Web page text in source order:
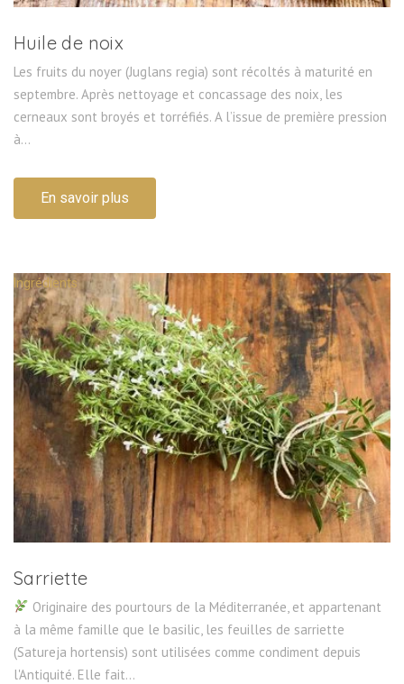
Huile de noix
Les fruits du noyer (Juglans regia) sont récoltés à maturité en
septembre. Après nettoyage et concassage des noix, les
cerneaux sont broyés et torréfiés. A l’issue de première pression
à...
En savoir plus
Ingrédients
Sarriette
Originaire des pourtours de la Méditerranée, et appartenant
à la même famille que le basilic, les feuilles de sarriette
(Satureja hortensis) sont utilisées comme condiment depuis
l'Antiquité. Elle fait...